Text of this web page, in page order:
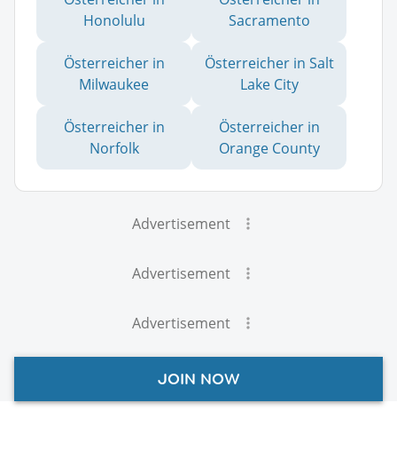
Honolulu
Sacramento
Österreicher in
Milwaukee
Österreicher in Salt
Lake City
Österreicher in
Norfolk
Österreicher in
Orange County
Advertisement
Advertisement
Advertisement
JOIN NOW